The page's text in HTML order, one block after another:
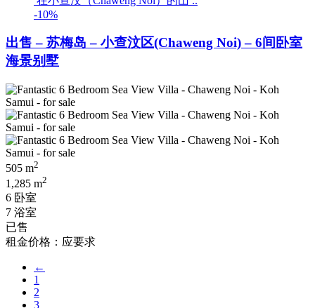
-10%
出售 – 苏梅岛 – 小查汶区(Chaweng Noi) – 6间卧室
海景别墅
505 m2
1,285 m2
6 卧室
7 浴室
已售
租金价格：应要求
←
1
2
3